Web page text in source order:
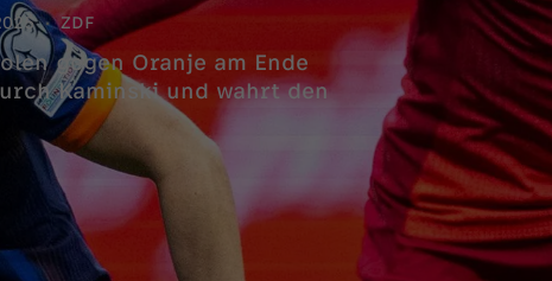
ZDF
gegen Oranje am Ende
Kaminski und wahrt den